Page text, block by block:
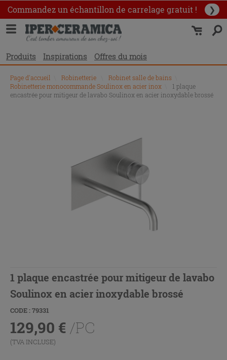
Commandez un échantillon de carrelage gratuit ! ❯
Produits Inspirations Offres du mois
Page d'accueil Robinetterie Robinet salle de bains
Robinetterie monocommande Soulinox en acier inox
1 plaque
encastrée pour mitigeur de lavabo Soulinox en acier inoxydable brossé
1 plaque encastrée pour mitigeur de lavabo
Soulinox en acier inoxydable brossé
CODE : 79331
129,90 € /PC
(TVA INCLUSE)